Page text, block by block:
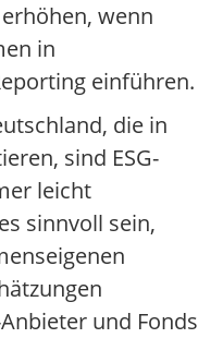
wenn
in
einführen.
die in
sind ESG-
leicht
sinnvoll sein,
und Fonds